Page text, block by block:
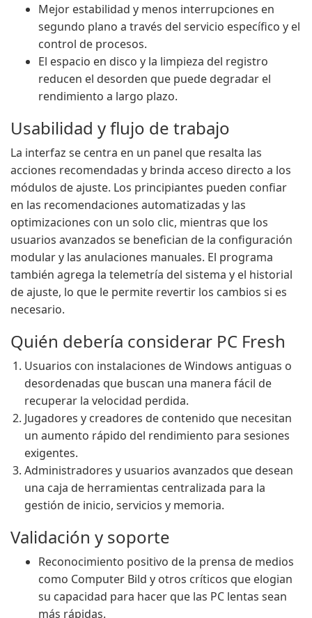
Mejor estabilidad y menos interrupciones en
segundo plano a través del servicio específico y el
control de procesos.
El espacio en disco y la limpieza del registro
reducen el desorden que puede degradar el
rendimiento a largo plazo.
Usabilidad y flujo de trabajo
La interfaz se centra en un panel que resalta las
acciones recomendadas y brinda acceso directo a los
módulos de ajuste. Los principiantes pueden confiar
en las recomendaciones automatizadas y las
optimizaciones con un solo clic, mientras que los
usuarios avanzados se benefician de la configuración
modular y las anulaciones manuales. El programa
también agrega la telemetría del sistema y el historial
de ajuste, lo que le permite revertir los cambios si es
necesario.
Quién debería considerar PC Fresh
Usuarios con instalaciones de Windows antiguas o
desordenadas que buscan una manera fácil de
recuperar la velocidad perdida.
Jugadores y creadores de contenido que necesitan
un aumento rápido del rendimiento para sesiones
exigentes.
Administradores y usuarios avanzados que desean
una caja de herramientas centralizada para la
gestión de inicio, servicios y memoria.
Validación y soporte
Reconocimiento positivo de la prensa de medios
como Computer Bild y otros críticos que elogian
su capacidad para hacer que las PC lentas sean
más rápidas.